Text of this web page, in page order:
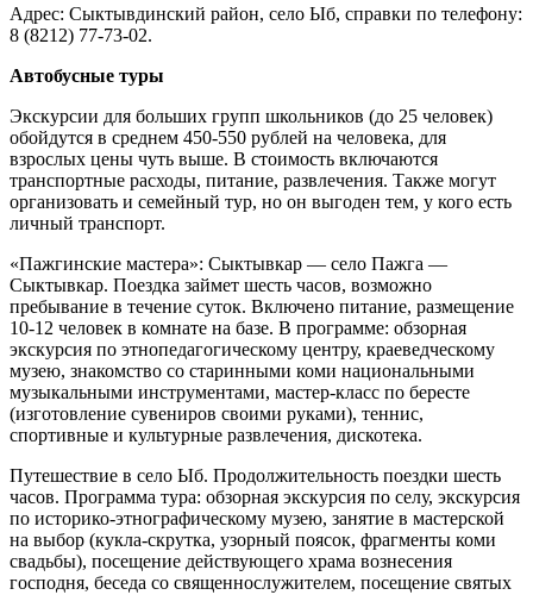
Адрес: Сыктывдинский район, село Ыб, справки по телефону:
8 (8212) 77-73-02.
Автобусные туры
Экскурсии для больших групп школьников (до 25 человек)
обойдутся в среднем 450-550 рублей на человека, для
взрослых цены чуть выше. В стоимость включаются
транспортные расходы, питание, развлечения. Также могут
организовать и семейный тур, но он выгоден тем, у кого есть
личный транспорт.
«Пажгинские мастера»: Сыктывкар — село Пажга —
Сыктывкар. Поездка займет шесть часов, возможно
пребывание в течение суток. Включено питание, размещение
10-12 человек в комнате на базе. В программе: обзорная
экскурсия по этнопедагогическому центру, краеведческому
музею, знакомство со старинными коми национальными
музыкальными инструментами, мастер-класс по бересте
(изготовление сувениров своими руками), теннис,
спортивные и культурные развлечения, дискотека.
Путешествие в село Ыб. Продолжительность поездки шесть
часов. Программа тура: обзорная экскурсия по селу, экскурсия
по историко-этнографическому музею, занятие в мастерской
на выбор (кукла-скрутка, узорный поясок, фрагменты коми
свадьбы), посещение действующего храма вознесения
господня, беседа со священнослужителем, посещение святых